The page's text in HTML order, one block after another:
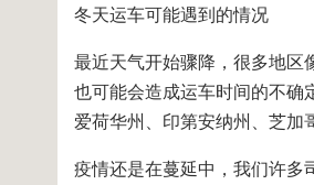
冬天运车可能遇到的情况
最近天气开始骤降，很多地区
也可能会造成运车时间的不确
爱荷华州、印第安纳州、芝加
疫情还是在蔓延中，我们许多